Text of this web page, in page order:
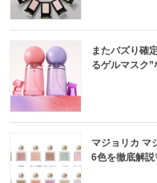
またバズり確
るゲルマスク
マジョリカ マ
6色を徹底解